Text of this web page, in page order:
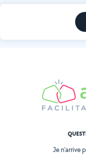
Je n'arrive